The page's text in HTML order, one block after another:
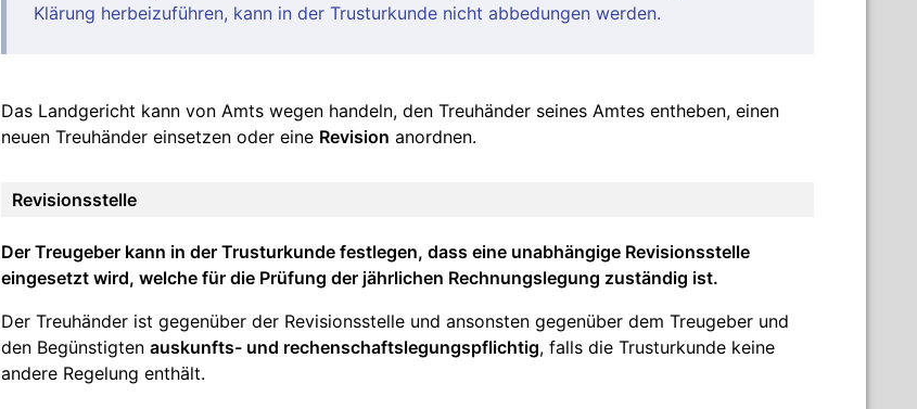
Klärung herbeizuführen, kann in der Trusturkunde nicht abbedungen werden.
Das Landgericht kann von Amts wegen handeln, den Treuhänder seines Amtes entheben, einen
neuen Treuhänder einsetzen oder eine Revision anordnen.
Revisionsstelle
Der Treugeber kann in der Trusturkunde festlegen, dass eine unabhängige Revisionsstelle
eingesetzt wird, welche für die Prüfung der jährlichen Rechnungslegung zuständig ist.
Der Treuhänder ist gegenüber der Revisionsstelle und ansonsten gegenüber dem Treugeber und
den Begünstigten auskunfts- und rechenschaftslegungspflichtig, falls die Trusturkunde keine
andere Regelung enthält.